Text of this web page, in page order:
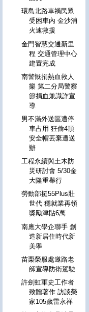
環島北路車禍民眾
受困車內 金沙消
火速救援
金門智慧交通新里
程 交通管理中心
建置完成
南警慨捐熱血救人
樂 第二分局警察
節捐血兼識詐宣
導
男不滿外送區遭停
車占用 狂偷4頂
安全帽丟棄遭送
辦
工程永續與土木防
災研討會 5/30金
大隆重舉行
勞動部挺55Plus壯
世代 穩就業再領
獎勵津貼6萬
南應大學企聯手 創
造新居住時代新
美學
苗栗榮服處邀路老
師宣導防衛駕駛
許劍虹軍史工作者
致贈著作 訪談榮
家105歲雷永祥